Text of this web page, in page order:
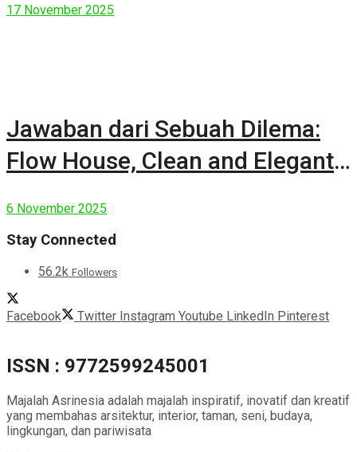
17 November 2025
Jawaban dari Sebuah Dilema:
Flow House, Clean and Elegant
6 November 2025
Stay Connected
56.2k Followers
Facebook Twitter Instagram Youtube LinkedIn Pinterest
ISSN : 9772599245001
Majalah Asrinesia adalah majalah inspiratif, inovatif dan kreatif
yang membahas arsitektur, interior, taman, seni, budaya,
lingkungan, dan pariwisata